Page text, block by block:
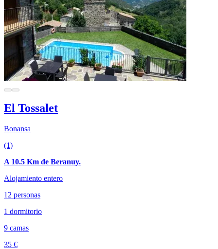
El Tossalet
Bonansa
(1)
A 10.5 Km de Beranuy.
Alojamiento entero
12 personas
1 dormitorio
9 camas
35 €